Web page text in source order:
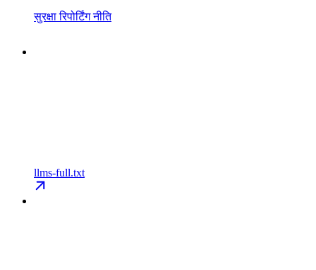
सुरक्षा रिपोर्टिंग नीति
llms-full.txt